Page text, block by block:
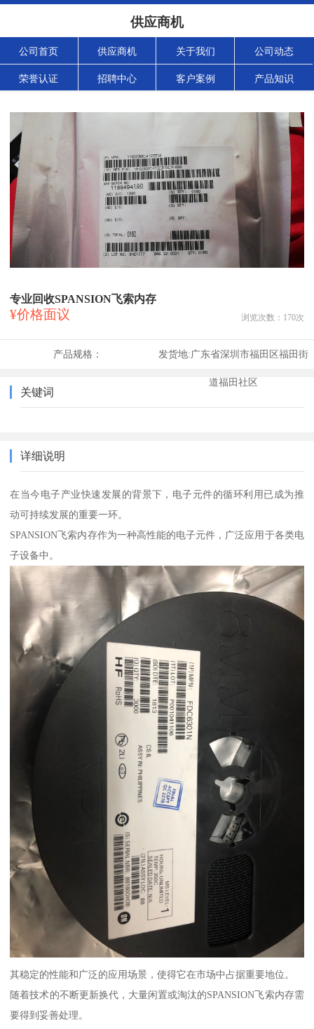
供应商机
公司首页 供应商机 关于我们 公司动态
荣誉认证 招聘中心 客户案例 产品知识
专业回收SPANSION飞索内存
¥价格面议 浏览次数： 170次
产品规格： 发货地:广东省深圳市福田区福田街
道福田社区
关键词
详细说明
在当今电子产业快速发展的背景下，电子元件的循环利用已成为推
动可持续发展的重要一环。
SPANSION飞索内存作为一种高性能的电子元件，广泛应用于各类电
子设备中。
其稳定的性能和广泛的应用场景，使得它在市场中占据重要地位。
随着技术的不断更新换代，大量闲置或淘汰的SPANSION飞索内存需
要得到妥善处理。